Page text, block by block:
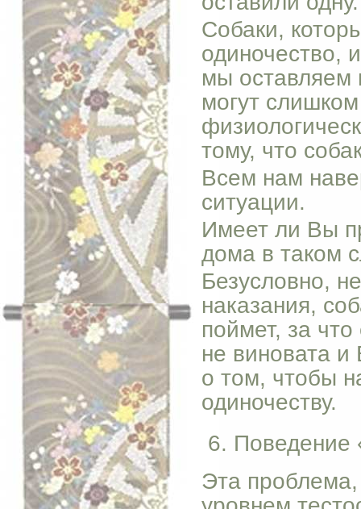
Собаки,
одиночество,
мы оставляем
могут
тому, что
Всем нам
ситуации.
Имеет ли Вы
дома в таком
Безусловно,
наказания,
поймет, за
не виновата и
о том, чтобы
одиночеству.
Поведение
Эта проблема,